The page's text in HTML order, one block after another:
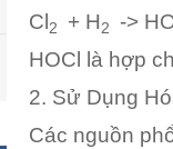
Cl 2 + H2
->
HOCl là hợp
2. Sử Dụng
Các nguồn